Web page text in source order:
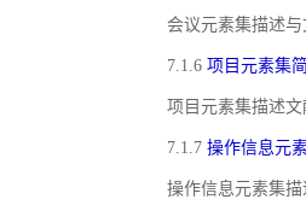
会议元素集描述
7.1.6 项目元素集
项目元素集描述
7.1.7 操作信息元
操作信息元素集